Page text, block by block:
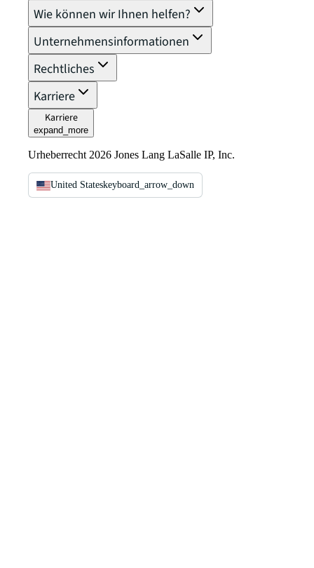
Wie können wir Ihnen helfen?
Unternehmensinformationen
Rechtliches
Karriere
Karriere
expand_more
Urheberrecht 2026 Jones Lang LaSalle IP, Inc.
United Stateskeyboard_arrow_down